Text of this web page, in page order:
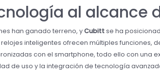
al alcance
han ganado terreno, yCubittse ha
relojes inteligentes ofrecen múltiples funciones,
con el smartphone, todo ello con una
de uso y la integración de tecnología